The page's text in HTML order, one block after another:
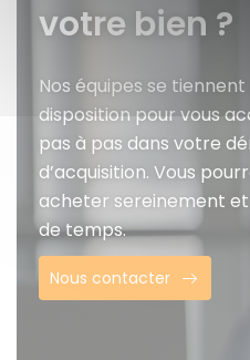
votre bien ?
Nos équipes se
disposition pour vous
pas à pas dans votre
d’acquisition. Vous
acheter sereinement
de temps.
Nous contacter